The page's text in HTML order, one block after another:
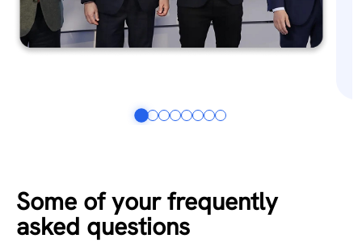
Some of your frequently
asked questions